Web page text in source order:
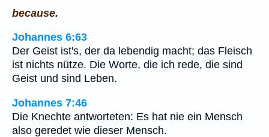
because.
Johannes 6:63
Der Geist ist's, der da lebendig macht; das Fleisch
ist nichts nütze. Die Worte, die ich rede, die sind
Geist und sind Leben.
Johannes 7:46
Die Knechte antworteten: Es hat nie ein Mensch
also geredet wie dieser Mensch.